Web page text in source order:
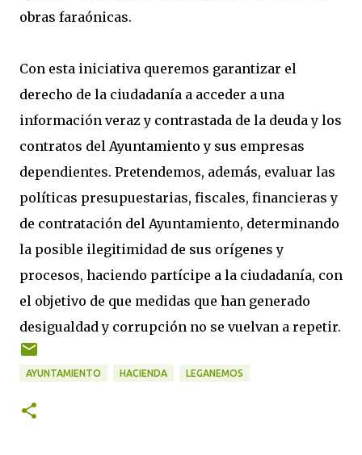
obras faraónicas.
Con esta iniciativa queremos garantizar el
derecho de la ciudadanía a acceder a una
información veraz y contrastada de la deuda y los
contratos del Ayuntamiento y sus empresas
dependientes. Pretendemos, además, evaluar las
políticas presupuestarias, fiscales, financieras y
de contratación del Ayuntamiento, determinando
la posible ilegitimidad de sus orígenes y
procesos, haciendo partícipe a la ciudadanía, con
el objetivo de que medidas que han generado
desigualdad y corrupción no se vuelvan a repetir.
AYUNTAMIENTO HACIENDA LEGANEMOS